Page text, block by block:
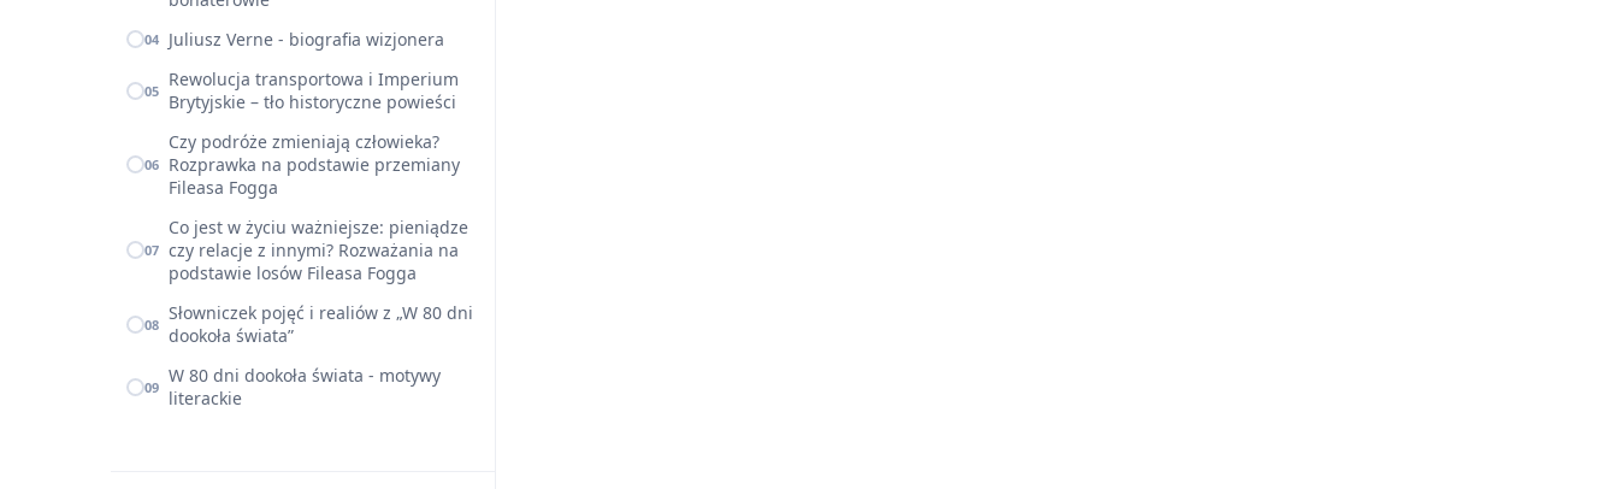
04 Juliusz Verne - biografia wizjonera
05 Rewolucja transportowa i Imperium
Brytyjskie – tło historyczne powieści
06
Czy podróże zmieniają człowieka?
Rozprawka na podstawie przemiany
Fileasa Fogga
07
Co jest w życiu ważniejsze: pieniądze
czy relacje z innymi? Rozważania na
podstawie losów Fileasa Fogga
08 Słowniczek pojęć i realiów z „W 80 dni
dookoła świata”
09 W 80 dni dookoła świata - motywy
literackie